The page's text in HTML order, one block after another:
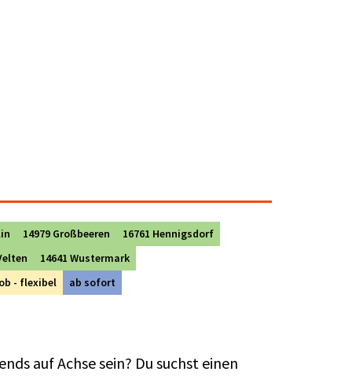
14979 Großbeeren
16761 Hennigsdorf
14641 Wustermark
- flexibel ab sofort
auf Achse sein? Du suchst einen